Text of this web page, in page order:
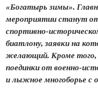
«Богатырь зимы».
мероприятии станут
спортивно-
биатлону, заявки на
желающий. Кроме того,
поединки от военно-
и лыжное многоборье с